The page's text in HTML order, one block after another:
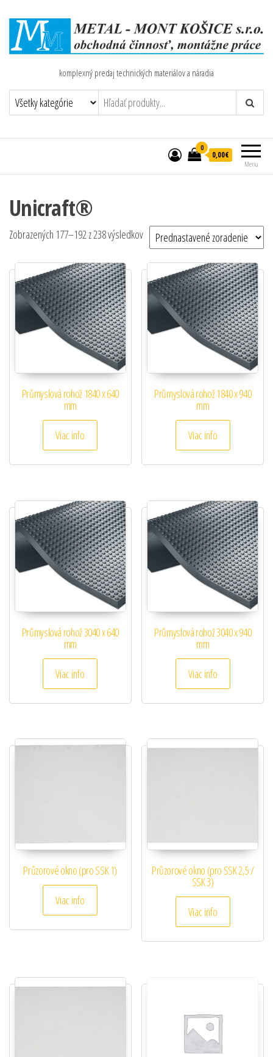
komplexný predaj technických materiálov a náradia
Menu
0
0,00€
Unicraft®
Zobrazených 177–192 z 238 výsledkov
Průmyslová rohož 1840 x 640
mm
Viac info
Průmyslová rohož 1840 x 940
mm
Viac info
Průmyslová rohož 3040 x 640
mm
Viac info
Průmyslová rohož 3040 x 940
mm
Viac info
Průzorové okno (pro SSK 1)
Viac info
Průzorové okno (pro SSK 2,5 /
SSK 3)
Viac info